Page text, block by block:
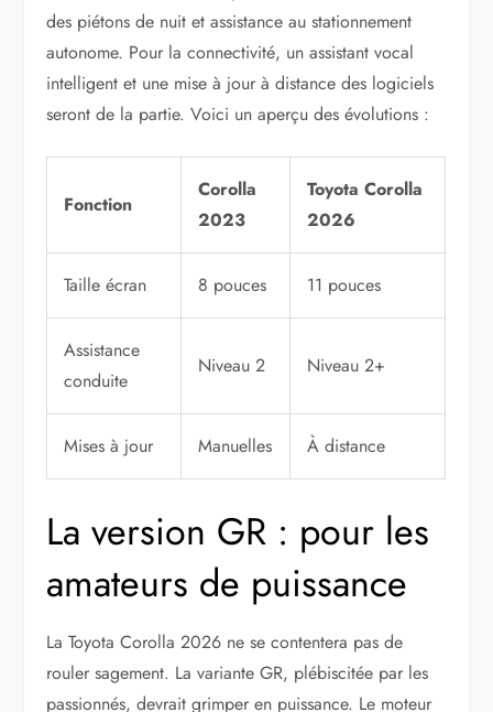
des piétons de nuit et assistance au stationnement
autonome. Pour la connectivité, un assistant vocal
intelligent et une mise à jour à distance des logiciels
seront de la partie. Voici un aperçu des évolutions :
Fonction
Corolla
2023
Toyota Corolla
2026
Taille écran 8 pouces 11 pouces
Assistance
conduite
Niveau 2 Niveau 2+
Mises à jour Manuelles À distance
La version GR : pour les
amateurs de puissance
La Toyota Corolla 2026 ne se contentera pas de
rouler sagement. La variante GR, plébiscitée par les
passionnés, devrait grimper en puissance. Le moteur